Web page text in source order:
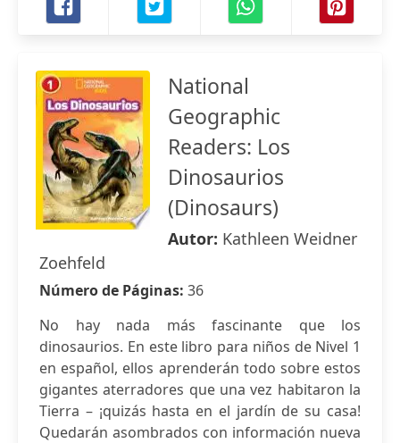
National
Geographic
Readers: Los
Dinosaurios
(Dinosaurs)
Autor: Kathleen Weidner
Zoehfeld
Número de Páginas: 36
No hay nada más fascinante que los
dinosaurios. En este libro para niños de Nivel 1
en español, ellos aprenderán todo sobre estos
gigantes aterradores que una vez habitaron la
Tierra – ¡quizás hasta en el jardín de su casa!
Quedarán asombrados con información nueva